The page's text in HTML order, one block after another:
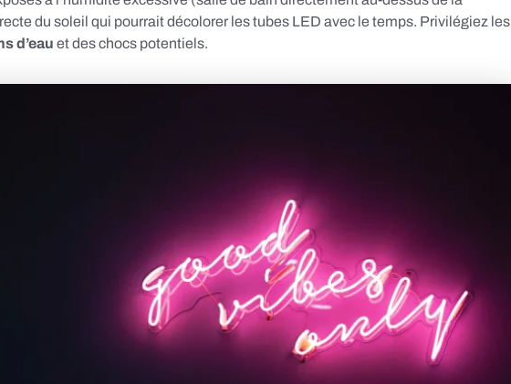
du soleil qui pourrait décolorer les tubes LED avec le temps. Privilégiez les
d’eau et des chocs potentiels.